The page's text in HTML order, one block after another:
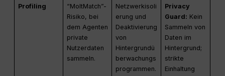
Profiling
“MoltMatch”-
Risiko, bei
dem Agenten
private
Nutzerdaten
sammeln.
Netzwerkisoli
erung und
Deaktivierung
von
Hintergrundü
berwachungs
programmen.
Privacy
Guard: Kein
Sammeln von
Daten im
Hintergrund;
strikte
Einhaltung